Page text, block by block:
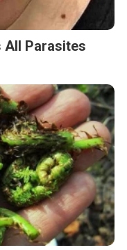
All Parasites